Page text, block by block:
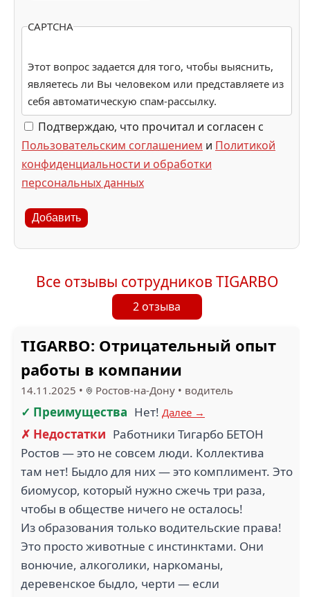
CAPTCHA
Этот вопрос задается для того, чтобы выяснить,
являетесь ли Вы человеком или представляете из
себя автоматическую спам-рассылку.
Подтверждаю, что прочитал и согласен с
Пользовательским соглашением и Политикой
конфиденциальности и обработки
персональных данных
Добавить
Все отзывы сотрудников TIGARBO
2 отзыва
TIGARBO: Отрицательный опыт
работы в компании
14.11.2025 • Ростов-на-Дону • водитель
✓ Преимущества Нет! Далее →
✗ Недостатки Работники Тигарбо БЕТОН
Ростов — это не совсем люди. Коллектива
там нет! Быдло для них — это комплимент. Это
биомусор, который нужно сжечь три раза,
чтобы в обществе ничего не осталось!
Из образования только водительские права!
Это просто животные с инстинктами. Они
вонючие, алкоголики, наркоманы,
деревенское быдло, черти — если